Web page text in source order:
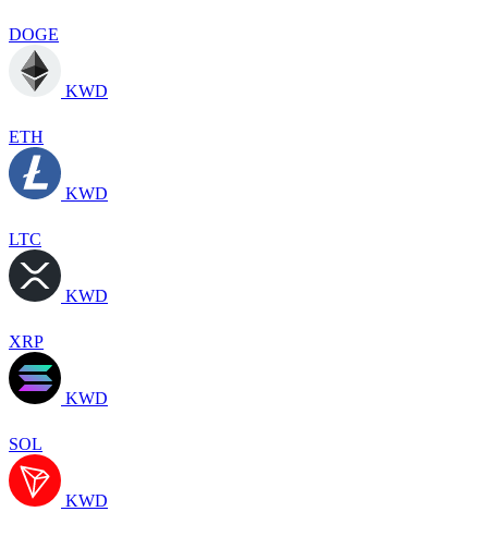
DOGE
KWD
ETH
KWD
LTC
KWD
XRP
KWD
SOL
KWD